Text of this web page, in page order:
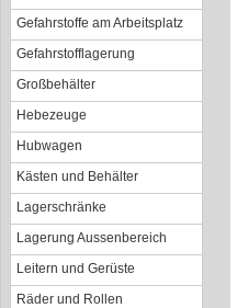
Gefahrstoffe am Arbeitsplatz
Gefahrstofflagerung
Großbehälter
Hebezeuge
Hubwagen
Kästen und Behälter
Lagerschränke
Lagerung Aussenbereich
Leitern und Gerüste
Räder und Rollen